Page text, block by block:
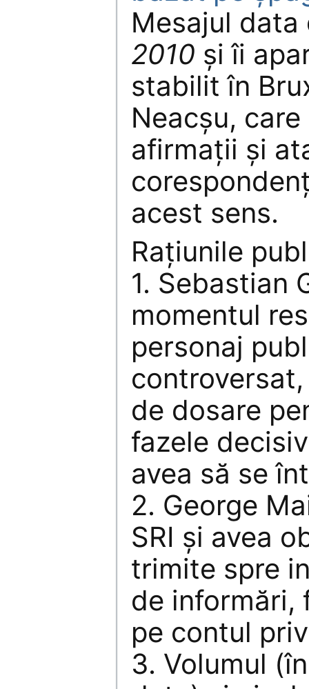
Mesajul
2010 și îi
stabilit în
Neacșu,
afirmații și
acest sens.
Rațiunile
1. Sebastian
momentul
personaj
de dosare
fazele
avea să se
2. George
SRI și avea
trimite spre
de informări,
pe contul
3. Volumul